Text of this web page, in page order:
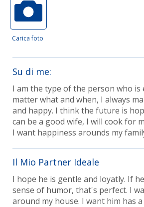
Carica foto
Su di me:
I am the type of the person who is
matter what and when, I always
and happy. I think the future is
can be a good wife, I will cook for
I want happiness arounds my
Il Mio Partner Ideale
I hope he is gentle and loyatly. If
sense of humor, that's perfect. I
around my house. I want him has